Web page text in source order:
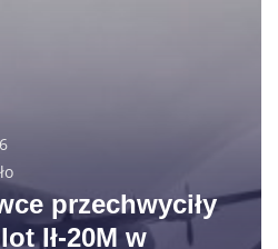
przechwyciły
Ił-20M w